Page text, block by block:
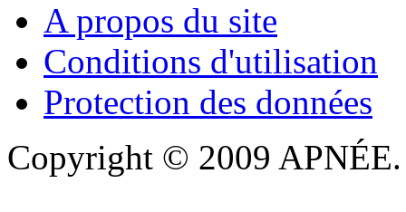
A propos du site
Conditions d'utilisation
Protection des données
Copyright © 2009 APNÉE.